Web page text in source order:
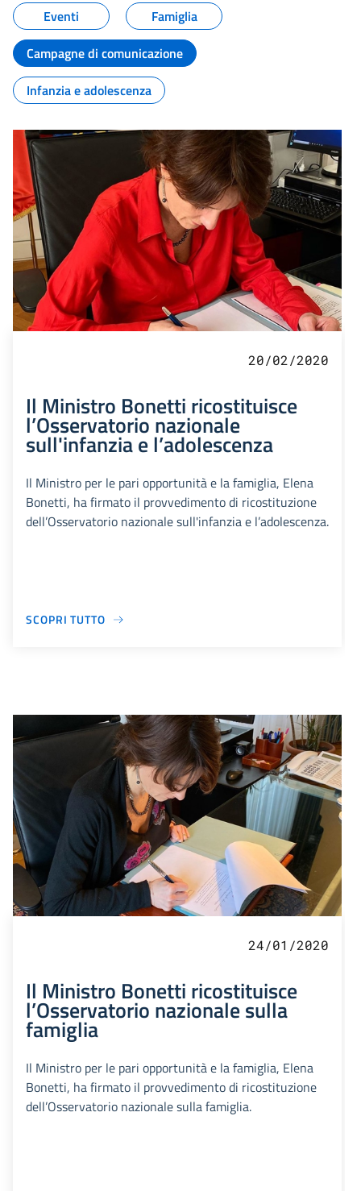
Eventi
Famiglia
Campagne di comunicazione
Infanzia e adolescenza
20/02/2020
Il Ministro Bonetti ricostituisce
l’Osservatorio nazionale
sull'infanzia e l’adolescenza
Il Ministro per le pari opportunità e la famiglia, Elena
Bonetti, ha firmato il provvedimento di ricostituzione
dell’Osservatorio nazionale sull'infanzia e l’adolescenza.
SCOPRI TUTTO
24/01/2020
Il Ministro Bonetti ricostituisce
l’Osservatorio nazionale sulla
famiglia
Il Ministro per le pari opportunità e la famiglia, Elena
Bonetti, ha firmato il provvedimento di ricostituzione
dell’Osservatorio nazionale sulla famiglia.